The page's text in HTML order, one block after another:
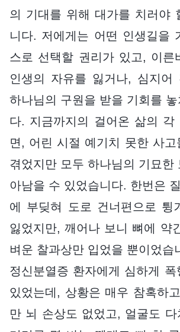
의 기대를 위해 대가를 치러야
니다. 저에게는 어떤 인생길을
스로 선택할 권리가 있고, 이른
인생의 자유를 잃거나, 심지어
하나님의 구원을 받을 기회를
다. 지금까지의 걸어온 삶의 각
면, 어린 시절 예기치 못한 사고
겪었지만 모두 하나님의 기묘한
아남을 수 있었습니다. 한번은
에 부딪혀 도로 건너편으로 튕
잃었지만, 깨어나 보니 뼈에 약
벼운 찰과상만 입었을 뿐이었습
정신분열증 환자에게 심하게 폭
있었는데, 상황은 매우 참혹하
만 뇌 손상도 없었고, 얼굴도 다